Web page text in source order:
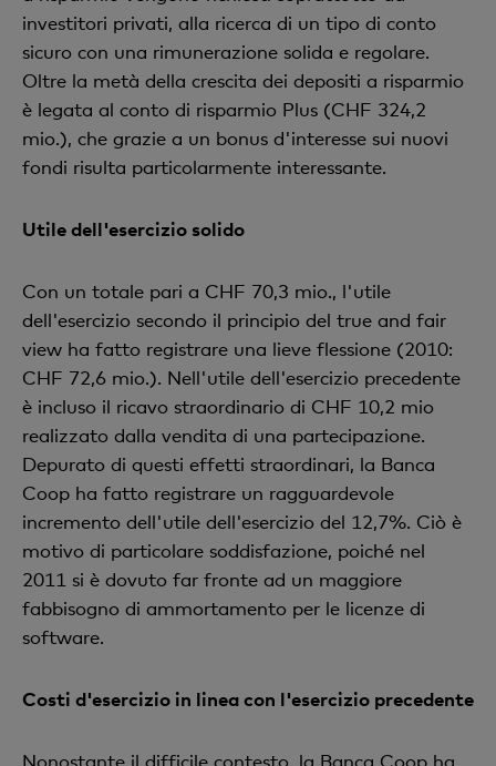
investitori privati, alla ricerca di un tipo di conto
sicuro con una rimunerazione solida e regolare.
Oltre la metà della crescita dei depositi a risparmio
è legata al conto di risparmio Plus (CHF 324,2
mio.), che grazie a un bonus d'interesse sui nuovi
fondi risulta particolarmente interessante.
Utile dell'esercizio solido
Con un totale pari a CHF 70,3 mio., l'utile
dell'esercizio secondo il principio del true and fair
view ha fatto registrare una lieve flessione (2010:
CHF 72,6 mio.). Nell'utile dell'esercizio precedente
è incluso il ricavo straordinario di CHF 10,2 mio
realizzato dalla vendita di una partecipazione.
Depurato di questi effetti straordinari, la Banca
Coop ha fatto registrare un ragguardevole
incremento dell'utile dell'esercizio del 12,7%. Ciò è
motivo di particolare soddisfazione, poiché nel
2011 si è dovuto far fronte ad un maggiore
fabbisogno di ammortamento per le licenze di
software.
Costi d'esercizio in linea con l'esercizio precedente
Nonostante il difficile contesto, la Banca Coop ha